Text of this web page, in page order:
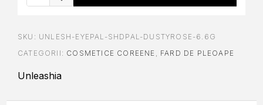
t
r
n
t
SKU: UNLESH-EYEPAL-SHDPAL-DUSTYROSE-6.6G
CATEGORII: COSMETICE COREENE , FARD DE PLEOAPE
Unleashia